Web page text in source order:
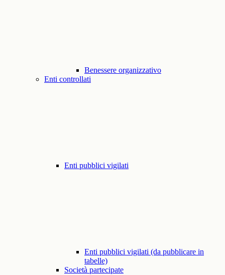
Benessere organizzativo
Enti controllati
Enti pubblici vigilati
Enti pubblici vigilati (da pubblicare in
tabelle)
Società partecipate